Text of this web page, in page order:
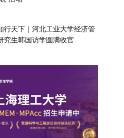
行天下｜河北工业大学经济管
究生韩国访学圆满收官